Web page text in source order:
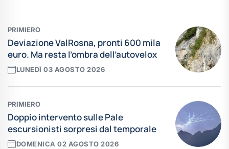
PRIMIERO
Deviazione ValRosna, pronti 600 mila
euro. Ma resta l’ombra dell’autovelox
LUNEDÌ 03 AGOSTO 2026
PRIMIERO
Doppio intervento sulle Pale
escursionisti sorpresi dal temporale
DOMENICA 02 AGOSTO 2026